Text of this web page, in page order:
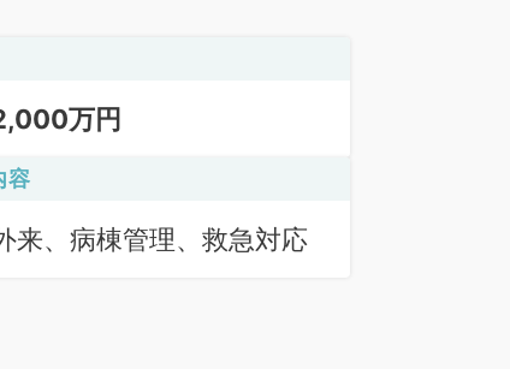
万円
容
来、病棟管理、救急対応